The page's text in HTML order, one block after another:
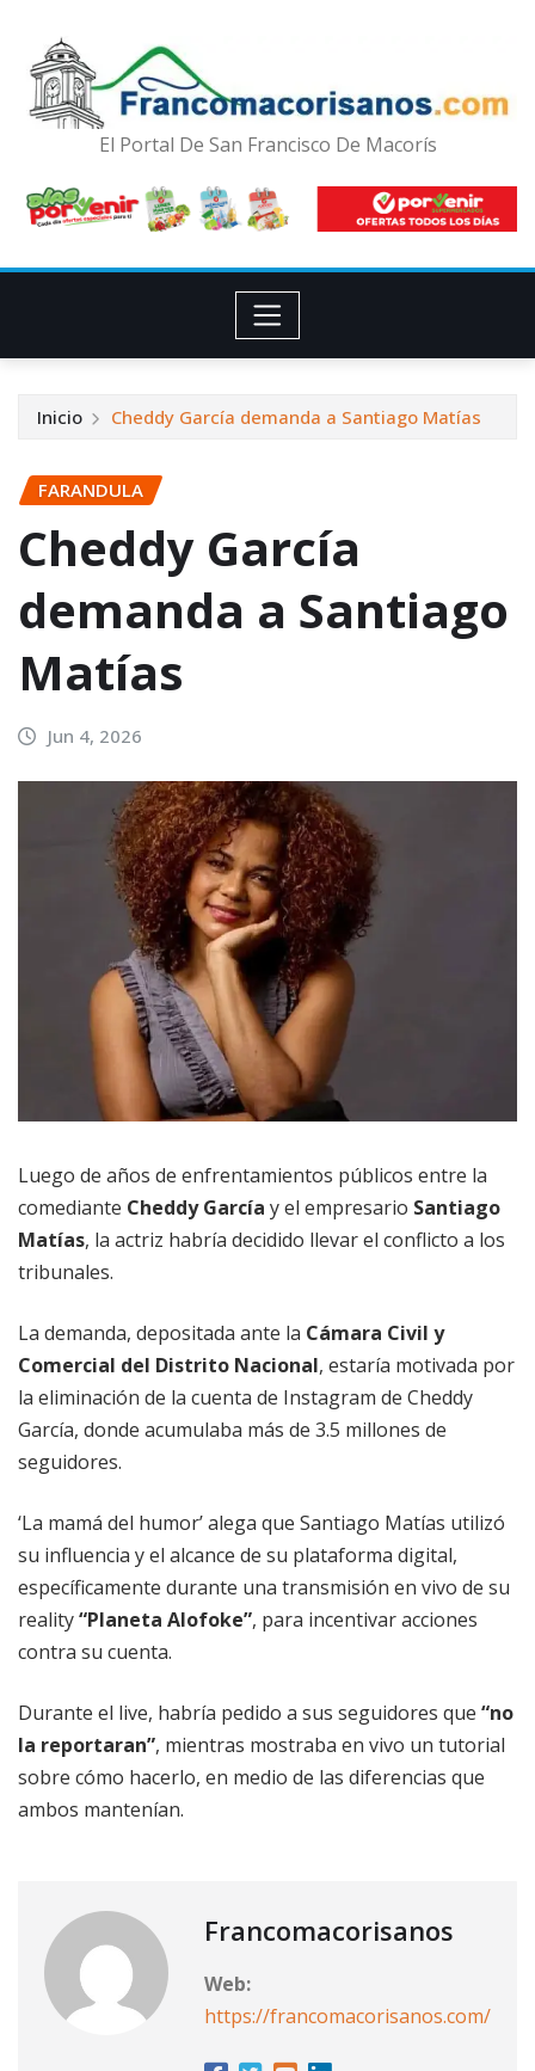
El Portal De San Francisco De Macorís
Inicio Cheddy García demanda a Santiago Matías
FARANDULA
Cheddy García
demanda a Santiago
Matías
Jun 4, 2026
Luego de años de enfrentamientos públicos entre la
comediante Cheddy García y el empresario Santiago
Matías, la actriz habría decidido llevar el conflicto a los
tribunales.
La demanda, depositada ante la Cámara Civil y
Comercial del Distrito Nacional, estaría motivada por
la eliminación de la cuenta de Instagram de Cheddy
García, donde acumulaba más de 3.5 millones de
seguidores.
‘La mamá del humor’ alega que Santiago Matías utilizó
su influencia y el alcance de su plataforma digital,
específicamente durante una transmisión en vivo de su
reality“Planeta Alofoke”, para incentivar acciones
contra su cuenta.
Durante el live, habría pedido a sus seguidores que “no
la reportaran”, mientras mostraba en vivo un tutorial
sobre cómo hacerlo, en medio de las diferencias que
ambos mantenían.
Francomacorisanos
Web:
https://francomacorisanos.com/